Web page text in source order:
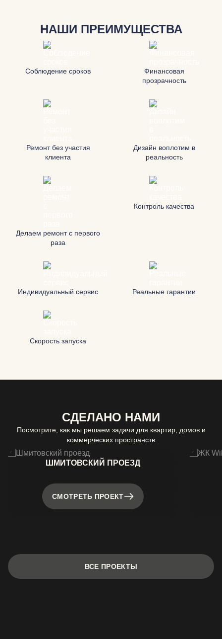
НАШИ ПРЕИМУЩЕСТВА
Соблюдение сроков
Финансовая
прозрачность
Ремонт без участия
клиента
Дизайн воплотим в
реальность
Делаем ремонт с первого
раза
Контроль качества
Индивидуальный сервис Реальные гарантии
Скорость запуска
СДЕЛАНО НАМИ
Посмотрите, как мы решаем задачи для квартир, домов и
коммерческих пространств
ШМИТОВСКИЙ ПРОЕЗД
СМОТРЕТЬ ПРОЕКТ
ВСЕ ПРОЕКТЫ